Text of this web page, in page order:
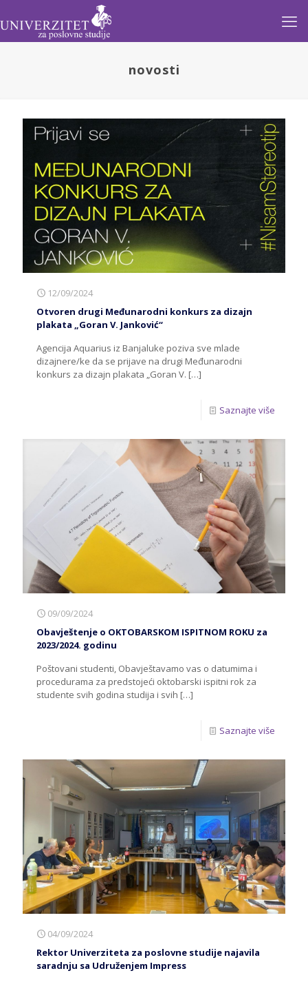
novosti
12/09/2024
Otvoren drugi Međunarodni konkurs za dizajn
plakata „Goran V. Janković“
Agencija Aquarius iz Banjaluke poziva sve mlade
dizajnere/ke da se prijave na drugi Međunarodni
konkurs za dizajn plakata „Goran V. […]
Saznajte više
09/09/2024
Obavještenje o OKTOBARSKOM ISPITNOM ROKU za
2023/2024. godinu
Poštovani studenti, Obavještavamo vas o datumima i
procedurama za predstojeći oktobarski ispitni rok za
studente svih godina studija i svih […]
Saznajte više
04/09/2024
Rektor Univerziteta za poslovne studije najavila
saradnju sa Udruženjem Impress